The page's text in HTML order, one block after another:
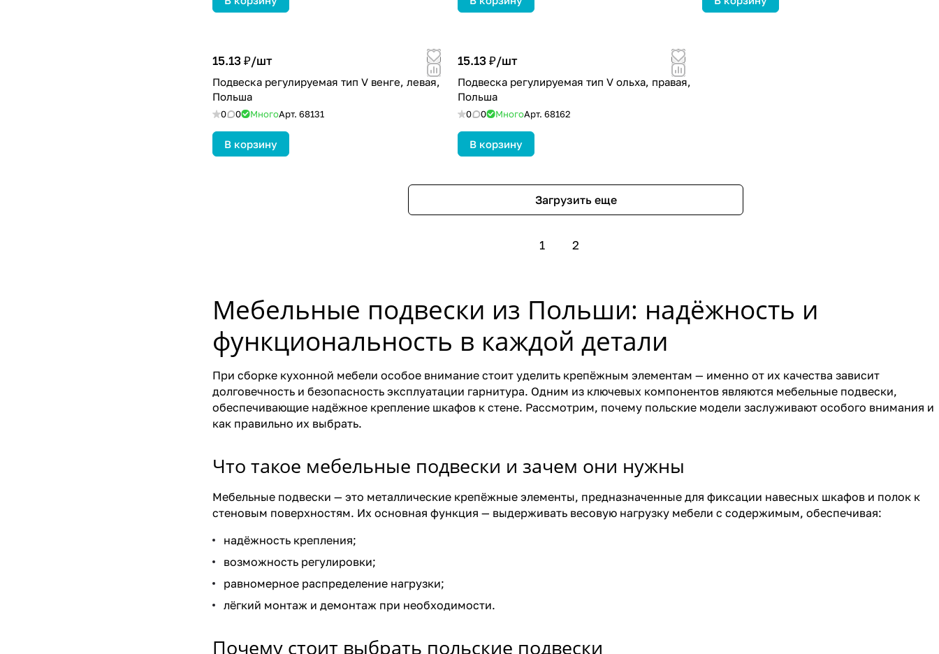
15.13 ₽/шт
Подвеска регулируемая тип V венге, левая,
Польша
0 0 МногоАрт. 68131
В корзину
15.13 ₽/шт
Подвеска регулируемая тип V ольха, правая,
Польша
0 0 МногоАрт. 68162
В корзину
Загрузить еще
1 2
Мебельные подвески из Польши: надёжность и
функциональность в каждой детали
При сборке кухонной мебели особое внимание стоит уделить крепёжным элементам — именно от их качества зависит
долговечность и безопасность эксплуатации гарнитура. Одним из ключевых компонентов являются мебельные подвески,
обеспечивающие надёжное крепление шкафов к стене. Рассмотрим, почему польские модели заслуживают особого внимания и
как правильно их выбрать.
Что такое мебельные подвески и зачем они нужны
Мебельные подвески — это металлические крепёжные элементы, предназначенные для фиксации навесных шкафов и полок к
стеновым поверхностям. Их основная функция — выдерживать весовую нагрузку мебели с содержимым, обеспечивая:
надёжность крепления;
возможность регулировки;
равномерное распределение нагрузки;
лёгкий монтаж и демонтаж при необходимости.
Почему стоит выбрать польские подвески